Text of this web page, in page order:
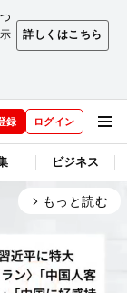
詳しくはこちら
録 ログイン
ビジネス
arrow_forward_ios もっと読む